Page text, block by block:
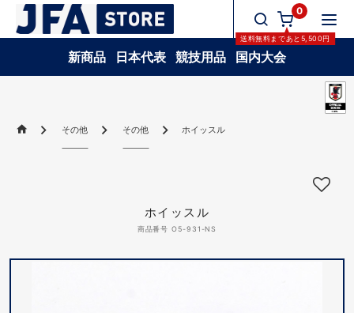
0
送料無料まであと 5,500円
新商品 日本代表 競技用品 国内大会
その他 その他 ホイッスル
ホイッスル
商品番号 O5-931-NS